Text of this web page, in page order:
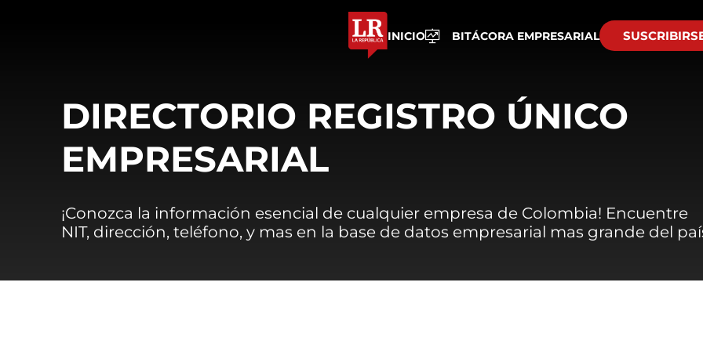
INICIO BITÁCORA EMPRESARIAL
DIRECTORIO REGISTRO ÚNICO
EMPRESARIAL
¡Conozca la información esencial de cualquier empresa de Colombia! Encuentre
NIT, dirección, teléfono, y mas en la base de datos empresarial mas grande del